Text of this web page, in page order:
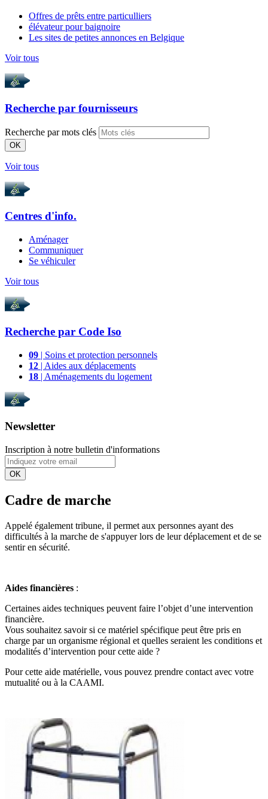
Offres de prêts entre particulliers
élévateur pour baignoire
Les sites de petites annonces en Belgique
Voir tous
Recherche par fournisseurs
Recherche par mots clés
OK
Voir tous
Centres d'info.
Aménager
Communiquer
Se véhiculer
Voir tous
Recherche par Code Iso
09 | Soins et protection personnels
12 | Aides aux déplacements
18 | Aménagements du logement
Newsletter
Inscription à notre bulletin d'informations
OK
Cadre de marche
Appelé également tribune, il permet aux personnes ayant des
difficultés à la marche de s'appuyer lors de leur déplacement et de se
sentir en sécurité.
Aides financières :
Certaines aides techniques peuvent faire l’objet d’une intervention
financière.
Vous souhaitez savoir si ce matériel spécifique peut être pris en
charge par un organisme régional et quelles seraient les conditions et
modalités d’intervention pour cette aide ?
Pour cette aide matérielle, vous pouvez prendre contact avec votre
mutualité ou à la CAAMI.